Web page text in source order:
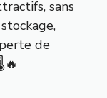
sans
de